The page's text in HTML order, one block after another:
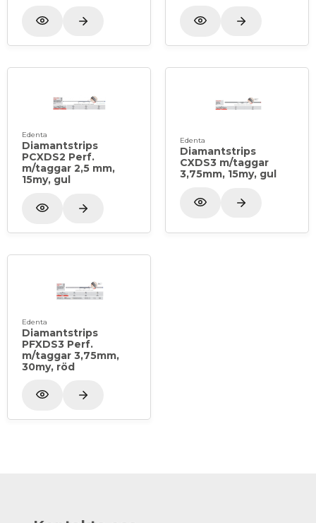
Edenta
Diamantstrips
PCXDS2 Perf.
m/taggar 2,5 mm,
15my, gul
Edenta
Diamantstrips
CXDS3 m/taggar
3,75mm, 15my, gul
Edenta
Diamantstrips
PFXDS3 Perf.
m/taggar 3,75mm,
30my, röd